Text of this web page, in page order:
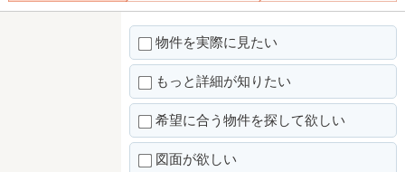
物件を実際に見たい
もっと詳細が知りたい
希望に合う物件を探して欲しい
図面が欲しい